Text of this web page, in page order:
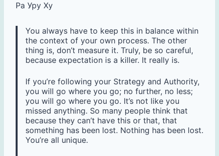
Ра Уру Ху
You always have to keep this in balance within
the context of your own process. The other
thing is, don’t measure it. Truly, be so careful,
because expectation is a killer. It really is.
If you’re following your Strategy and Authority,
you will go where you go; no further, no less;
you will go where you go. It’s not like you
missed anything. So many people think that
because they can’t have this or that, that
something has been lost. Nothing has been lost.
You’re all unique.